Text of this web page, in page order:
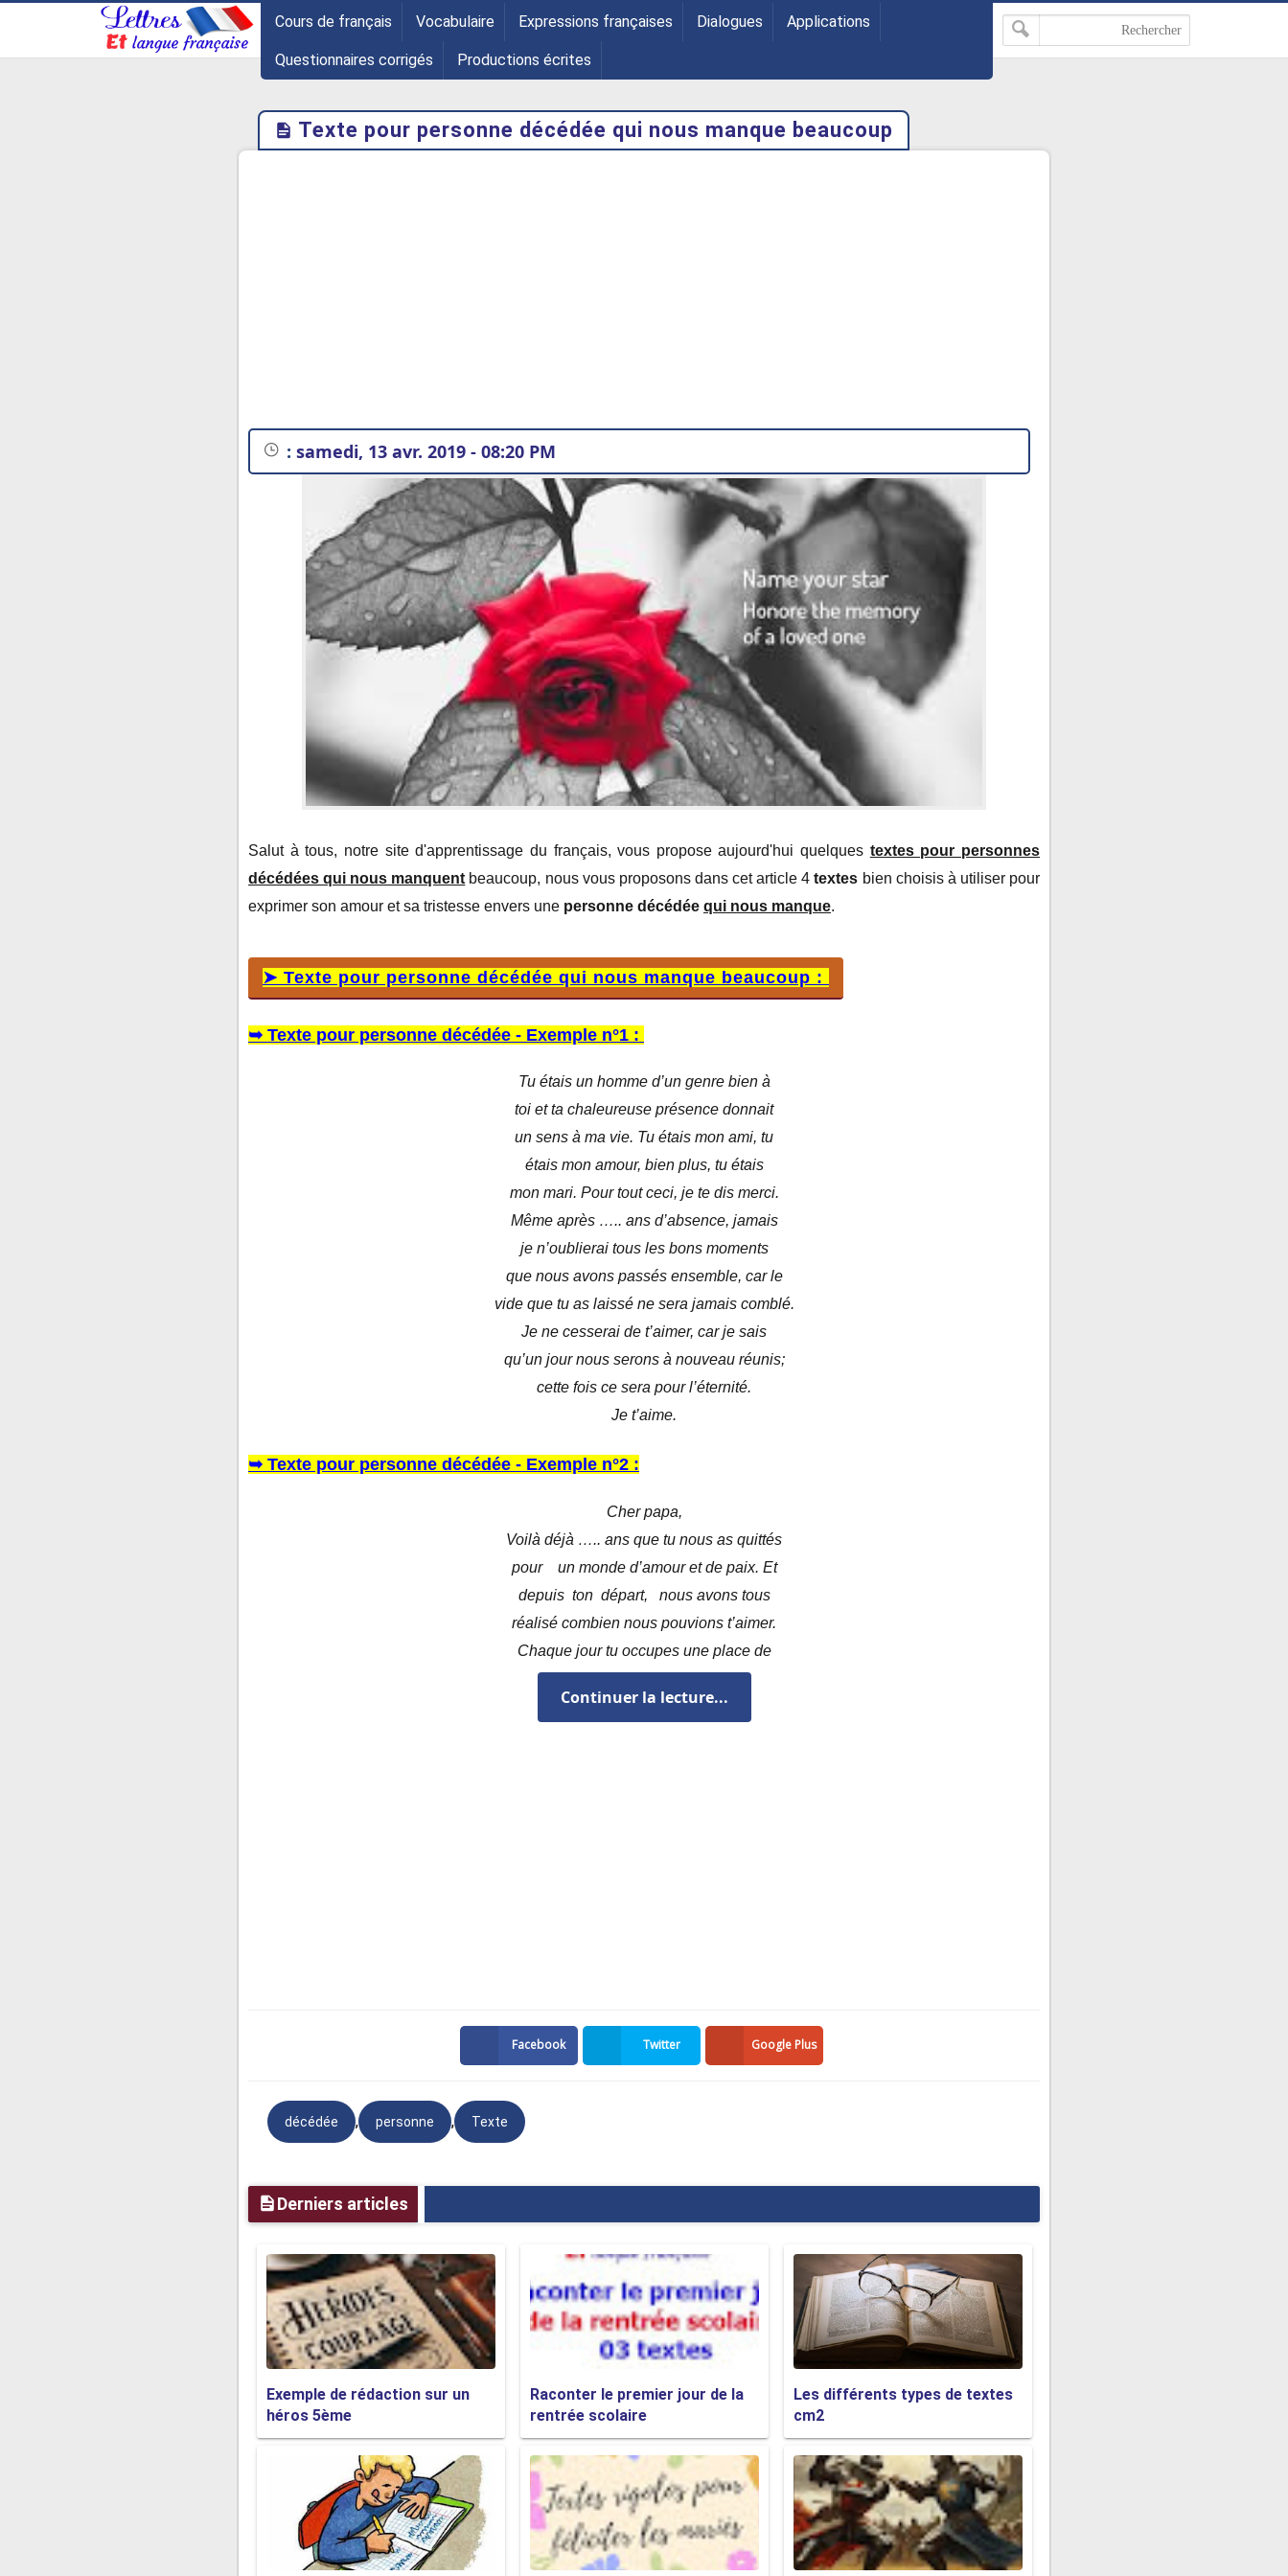
Cours de français Vocabulaire Expressions françaises Dialogues Applications
Questionnaires corrigés Productions écrites
Texte pour personne décédée qui nous manque beaucoup
: samedi, 13 avr. 2019 - 08:20 PM
➥ Texte pour personne décédée - Exemple n°1 :
➥ Texte pour personne décédée - Exemple n°2 :
➥ Texte pour personne décédée - Exemple n°3 :
Salut à tous, notre site d'apprentissage du français, vous propose aujourd'hui quelques textes pour personnes
décédées qui nous manquent beaucoup, nous vous proposons dans cet article 4textes bien choisis à utiliser pour
exprimer son amour et sa tristesse envers une personne décédée qui nous manque.
➤ Texte pour personne décédée qui nous manque beaucoup :
➥ Texte pour personne décédée - Exemple n°1 :
Tu étais un homme d’un genre bien à
toi et ta chaleureuse présence donnait
un sens à ma vie. Tu étais mon ami, tu
étais mon amour, bien plus, tu étais
mon mari. Pour tout ceci, je te dis merci.
Même après ….. ans d’absence, jamais
je n’oublierai tous les bons moments
que nous avons passés ensemble, car le
vide que tu as laissé ne sera jamais comblé.
Je ne cesserai de t’aimer, car je sais
qu’un jour nous serons à nouveau réunis;
cette fois ce sera pour l’éternité.
Je t’aime.
➥ Texte pour personne décédée - Exemple n°2 :
Cher papa,
Voilà déjà ….. ans que tu nous as quittés
pour un monde d’amour et de paix. Et
depuis ton départ, nous avons tous
réalisé combien nous pouvions t’aimer.
Chaque jour tu occupes une place de
choix dans nos cœurs. Avec ce regret,
celui de ne pas t’avoir dit assez souvent
Je viens te remettre à Dieu, à jamais
Rejoins tous ceux que nous avons aimés
Tu es parti, nous ne te verrons plus
Ton rire, ton sourire seront souvenirs
En déposant ces gerbes de fleurs
Désormais tu es parti, adieu
Pour toujours tu seras dans nos cœurs
Aide-nous à ce que la joie demeure
La vie a décidé de ton départ
Et je dois te dire au revoir
Je t’ai aimé et je te remets à Dieu.
Texte pour personne décédée - Exemple n°4 :
Maman,
Continuer la lecture...
Facebook Twitter Google Plus
décédée , personne , Texte
Derniers articles
Les différents types de textes
cm2
Raconter le premier jour de la
rentrée scolaire
Exemple de rédaction sur un
héros 5ème